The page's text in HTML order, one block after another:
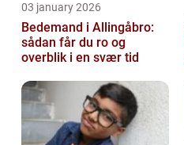
03 january 2026
Bedemand i Allingåbro:
sådan får du ro og
overblik i en svær tid